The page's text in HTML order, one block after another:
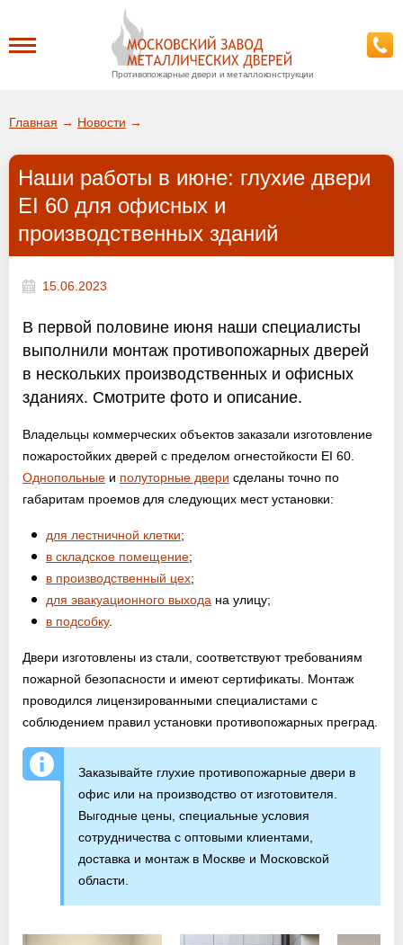
Противопожарные двери и металлоконструкции
ДА!
ВЫБРАТЬ ДРУГОЙ ГОРОД
О заводе
Доставка
Галерея
Оптовикам
Новости
Контакты
ЗАПРОСИТЬ РАСЧЕТ
Закажите звонок
Балашиха и вся область!
Главная → Новости →
Наши работы в июне: глухие двери
EI 60 для офисных и
производственных зданий
15.06.2023
В первой половине июня наши специалисты
выполнили монтаж противопожарных дверей
в нескольких производственных и офисных
зданиях. Смотрите фото и описание.
Владельцы коммерческих объектов заказали изготовление
пожаростойких дверей с пределом огнестойкости EI 60.
Однопольные и полуторные двери сделаны точно по
габаритам проемов для следующих мест установки:
для лестничной клетки;
в складское помещение;
в производственный цех;
для эвакуационного выхода на улицу;
в подсобку.
Двери изготовлены из стали, соответствуют требованиям
пожарной безопасности и имеют сертификаты. Монтаж
проводился лицензированными специалистами с
соблюдением правил установки противопожарных преград.
Заказывайте глухие противопожарные двери в
офис или на производство от изготовителя.
Выгодные цены, специальные условия
сотрудничества с оптовыми клиентами,
доставка и монтаж в Москве и Московской
области.